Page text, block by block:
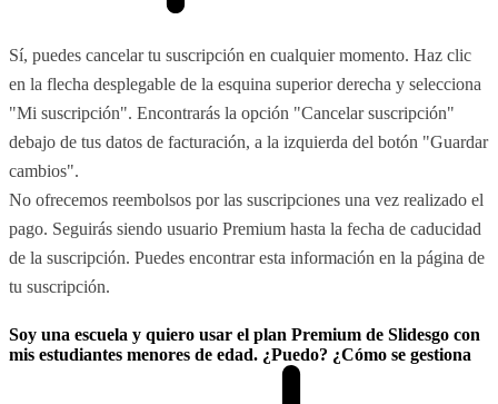
Sí, puedes cancelar tu suscripción en cualquier momento. Haz clic
en la flecha desplegable de la esquina superior derecha y selecciona
"Mi suscripción". Encontrarás la opción "Cancelar suscripción"
debajo de tus datos de facturación, a la izquierda del botón "Guardar
cambios".
No ofrecemos reembolsos por las suscripciones una vez realizado el
pago. Seguirás siendo usuario Premium hasta la fecha de caducidad
de la suscripción. Puedes encontrar esta información en la página de
tu suscripción.
Soy una escuela y quiero usar el plan Premium de Slidesgo con
mis estudiantes menores de edad. ¿Puedo? ¿Cómo se gestiona